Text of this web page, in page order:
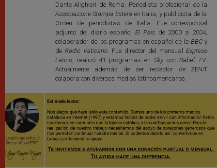
Dante Alighieri de Roma. Periodista profesional de la
Associazione Stampa Estera en Italia, y publicista de la
Orden de periodistas de Italia. Fue corresponsal
adjunto del diario españolEl Paísde 2000 a 2004,
colaborador de los programas en español de la BBCy
de Radio Vaticano. Fue director del mensualExpreso
Latino, realizó 41 programas en Skycon Babel TV.
Actualmente además de ser redactor de ZENIT
colabora con diversos medios latinoamericanos.